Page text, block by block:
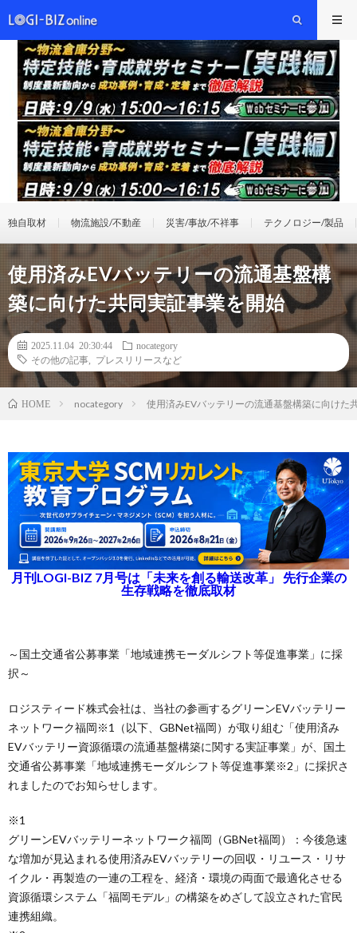
独自取材 物流施設/不動産 災害/事故/不祥事 テクノロジー/製品
使用済みEVバッテリーの流通基盤構
築に向けた共同実証事業を開始
2025.11.04 20:30:44
nocategory
その他の記事
プレスリリースなど
HOME nocategory 使用済みEVバッテリーの流通基盤構築に向けた
月刊LOGI-BIZ 7月号は「未来を創る輸送改革」 先行企業の
生存戦略を徹底取材
～国土交通省公募事業「地域連携モーダルシフト等促進事業」に採
択～
ロジスティード株式会社は、当社の参画するグリーンEVバッテリー
ネットワーク福岡※1（以下、GBNet福岡）が取り組む「使用済み
EVバッテリー資源循環の流通基盤構築に関する実証事業」が、国土
交通省公募事業「地域連携モーダルシフト等促進事業※2」に採択さ
れましたのでお知らせします。
※1
グリーンEVバッテリーネットワーク福岡（GBNet福岡）：今後急速
な増加が見込まれる使用済みEVバッテリーの回収・リユース・リサ
イクル・再製造の一連の工程を、経済・環境の両面で最適化させる
資源循環システム「福岡モデル」の構築をめざして設立された官民
連携組織。